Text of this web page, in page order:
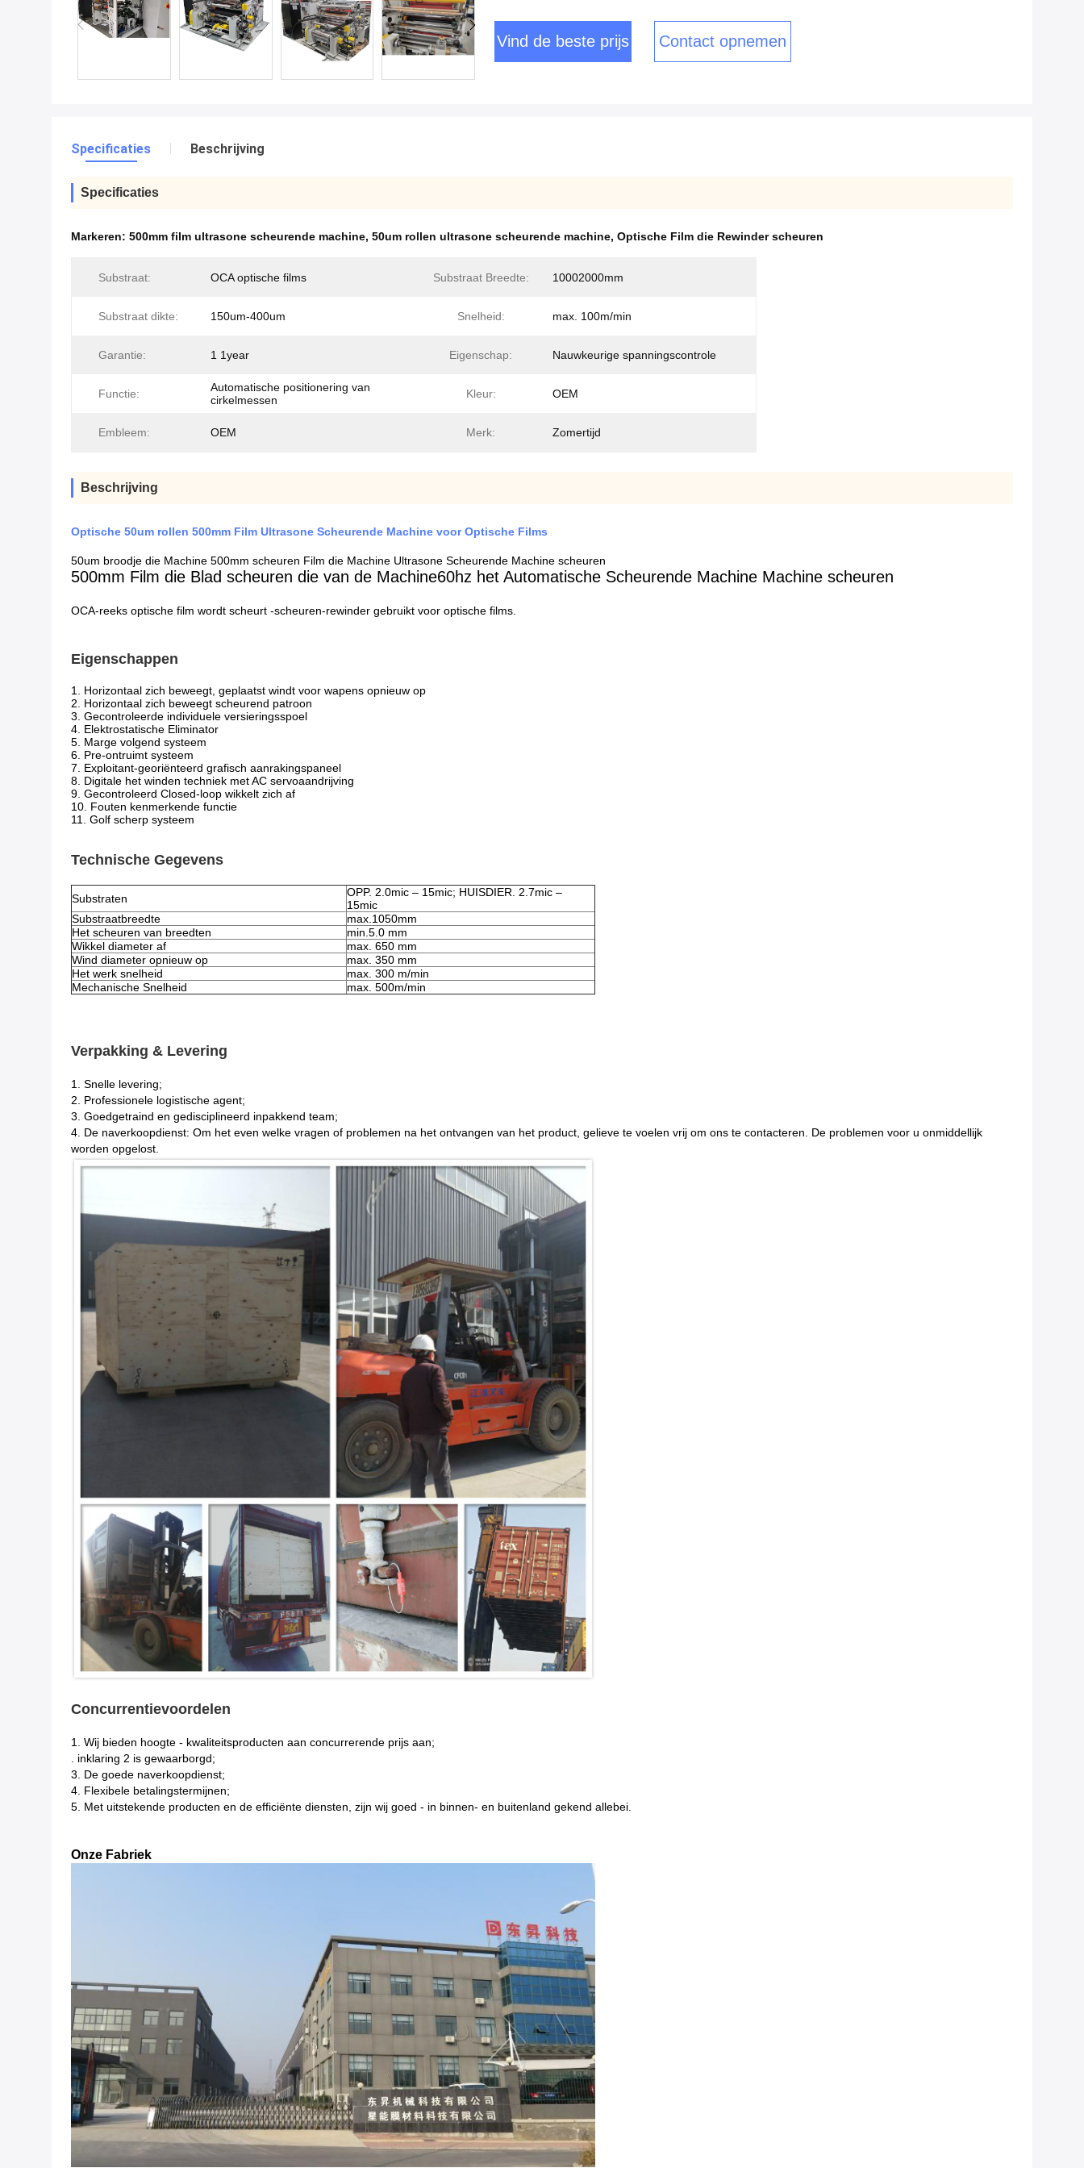
Vind de beste prijs Contact opnemen
Specificaties Beschrijving
Specificaties
Markeren: 500mm film ultrasone scheurende machine, 50um rollen ultrasone scheurende machine, Optische Film die Rewinder scheuren
Substraat: OCA optische films Substraat Breedte: 10002000mm
Substraat dikte: 150um-400um Snelheid: max. 100m/min
Garantie: 1 1year Eigenschap: Nauwkeurige spanningscontrole
Functie:
Automatische positionering van
cirkelmessen
Kleur: OEM
Embleem: OEM Merk: Zomertijd
Beschrijving
Optische 50um rollen 500mm Film Ultrasone Scheurende Machine voor Optische Films
50um broodje die Machine 500mm scheuren Film die Machine Ultrasone Scheurende Machine scheuren
500mm Film die Blad scheuren die van de Machine60hz het Automatische Scheurende Machine Machine scheuren
OCA-reeks optische film wordt scheurt -scheuren-rewinder gebruikt voor optische films.
Eigenschappen
1. Horizontaal zich beweegt, geplaatst windt voor wapens opnieuw op
2. Horizontaal zich beweegt scheurend patroon
3. Gecontroleerde individuele versieringsspoel
4. Elektrostatische Eliminator
5. Marge volgend systeem
6. Pre-ontruimt systeem
7. Exploitant-georiënteerd grafisch aanrakingspaneel
8. Digitale het winden techniek met AC servoaandrijving
9. Gecontroleerd Closed-loop wikkelt zich af
10. Fouten kenmerkende functie
11. Golf scherp systeem
Technische Gegevens
Substraten
OPP. 2.0mic – 15mic; HUISDIER. 2.7mic –
15mic
Substraatbreedte
max.1050mm
Het scheuren van breedten
min.5.0 mm
Wikkel diameter af
max. 650 mm
Wind diameter opnieuw op
max. 350 mm
Het werk snelheid
max. 300 m/min
Mechanische Snelheid
max. 500m/min
Verpakking & Levering
1. Snelle levering;
2. Professionele logistische agent;
3. Goedgetraind en gedisciplineerd inpakkend team;
4. De naverkoopdienst: Om het even welke vragen of problemen na het ontvangen van het product, gelieve te voelen vrij om ons te contacteren. De problemen voor u onmiddellijk
worden opgelost.
Concurrentievoordelen
1. Wij bieden hoogte - kwaliteitsproducten aan concurrerende prijs aan;
. inklaring 2 is gewaarborgd;
3. De goede naverkoopdienst;
4. Flexibele betalingstermijnen;
5. Met uitstekende producten en de efficiënte diensten, zijn wij goed - in binnen- en buitenland gekend allebei.
Onze Fabriek